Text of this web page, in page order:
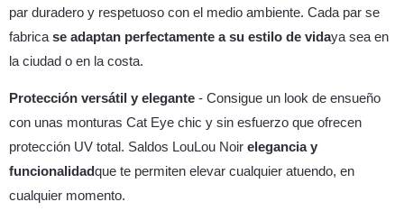
par duradero y respetuoso con el medio ambiente. Cada par se
fabrica se adaptan perfectamente a su estilo de vidaya sea en
la ciudad o en la costa.
Protección versátil y elegante - Consigue un look de ensueño
con unas monturas Cat Eye chic y sin esfuerzo que ofrecen
protección UV total. Saldos LouLou Noir elegancia y
funcionalidadque te permiten elevar cualquier atuendo, en
cualquier momento.